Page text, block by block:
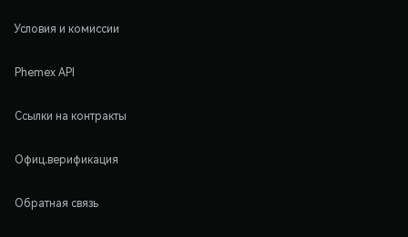
Условия и комиссии
Phemex API
Ссылки на контракты
Офиц.верификация
Обратная связь